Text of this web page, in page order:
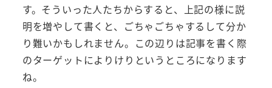
す。そういった人たちからすると、上記の様に説
明を増やして書くと、ごちゃごちゃするして分か
り難いかもしれません。この辺りは記事を書く際
のターゲットによりけりというところになります
ね。